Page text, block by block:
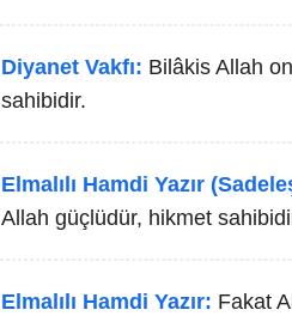
Diyanet Vakfı: Bilâkis Allah
sahibidir.
Elmalılı Hamdi Yazır
Allah güçlüdür, hikmet
Elmalılı Hamdi Yazır: Fakat